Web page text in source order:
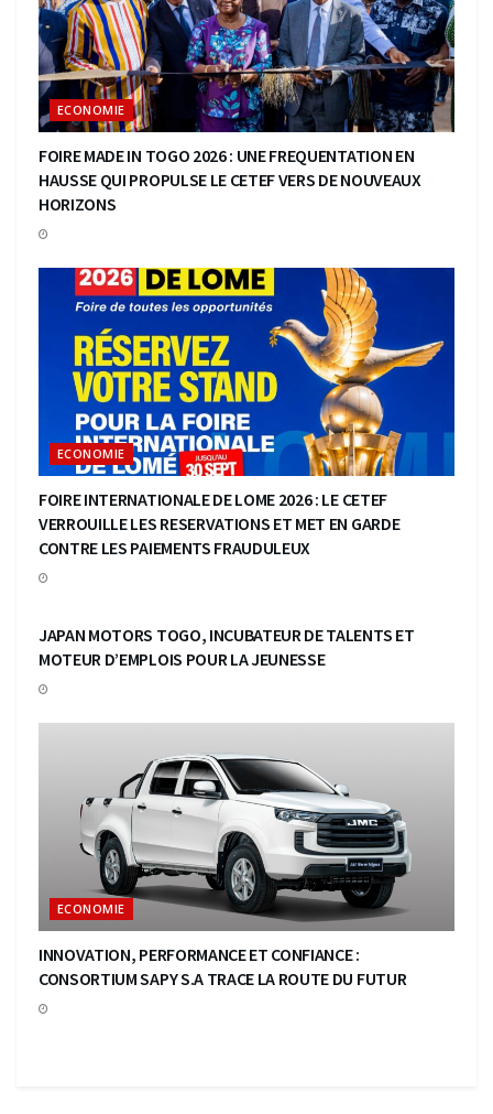
ECONOMIE
FOIRE MADE IN TOGO 2026 : UNE FREQUENTATION EN
HAUSSE QUI PROPULSE LE CETEF VERS DE NOUVEAUX
HORIZONS
ECONOMIE
FOIRE INTERNATIONALE DE LOME 2026 : LE CETEF
VERROUILLE LES RESERVATIONS ET MET EN GARDE
CONTRE LES PAIEMENTS FRAUDULEUX
JAPAN MOTORS TOGO, INCUBATEUR DE TALENTS ET
MOTEUR D’EMPLOIS POUR LA JEUNESSE
ECONOMIE
INNOVATION, PERFORMANCE ET CONFIANCE :
CONSORTIUM SAPY S.A TRACE LA ROUTE DU FUTUR